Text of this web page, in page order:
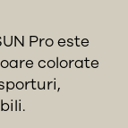
Pro este
colorate